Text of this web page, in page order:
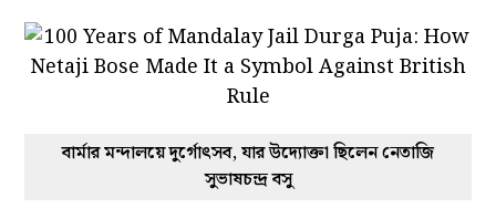
বার্মার মন্দালয়ে দুর্গোৎসব, যার উদ্যোক্তা ছিলেন নেতাজি
সুভাষচন্দ্র বসু